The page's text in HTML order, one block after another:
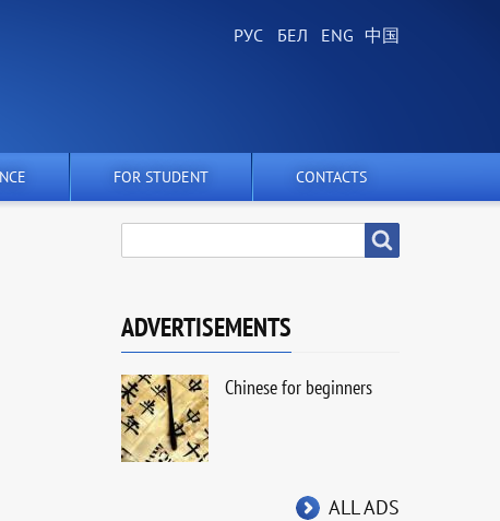
FOR STUDENT CONTACTS
ADVERTISEMENTS
Chinese for beginners
ALL ADS